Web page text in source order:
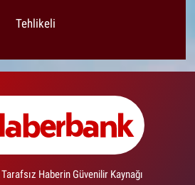
Tehlikeli
Haberin Güvenilir Kaynağı